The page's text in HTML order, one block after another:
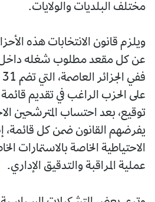
مختلف البلديات والولايات.
عن كل مقعد مطلوب شغله داخل
توقيع، بعد احتساب المترشحين
يفرضهم القانون ضمن كل قائمة،
الاحتياطية الخاصة بالاستمارات
عملية المراقبة والتدقيق الإداري.